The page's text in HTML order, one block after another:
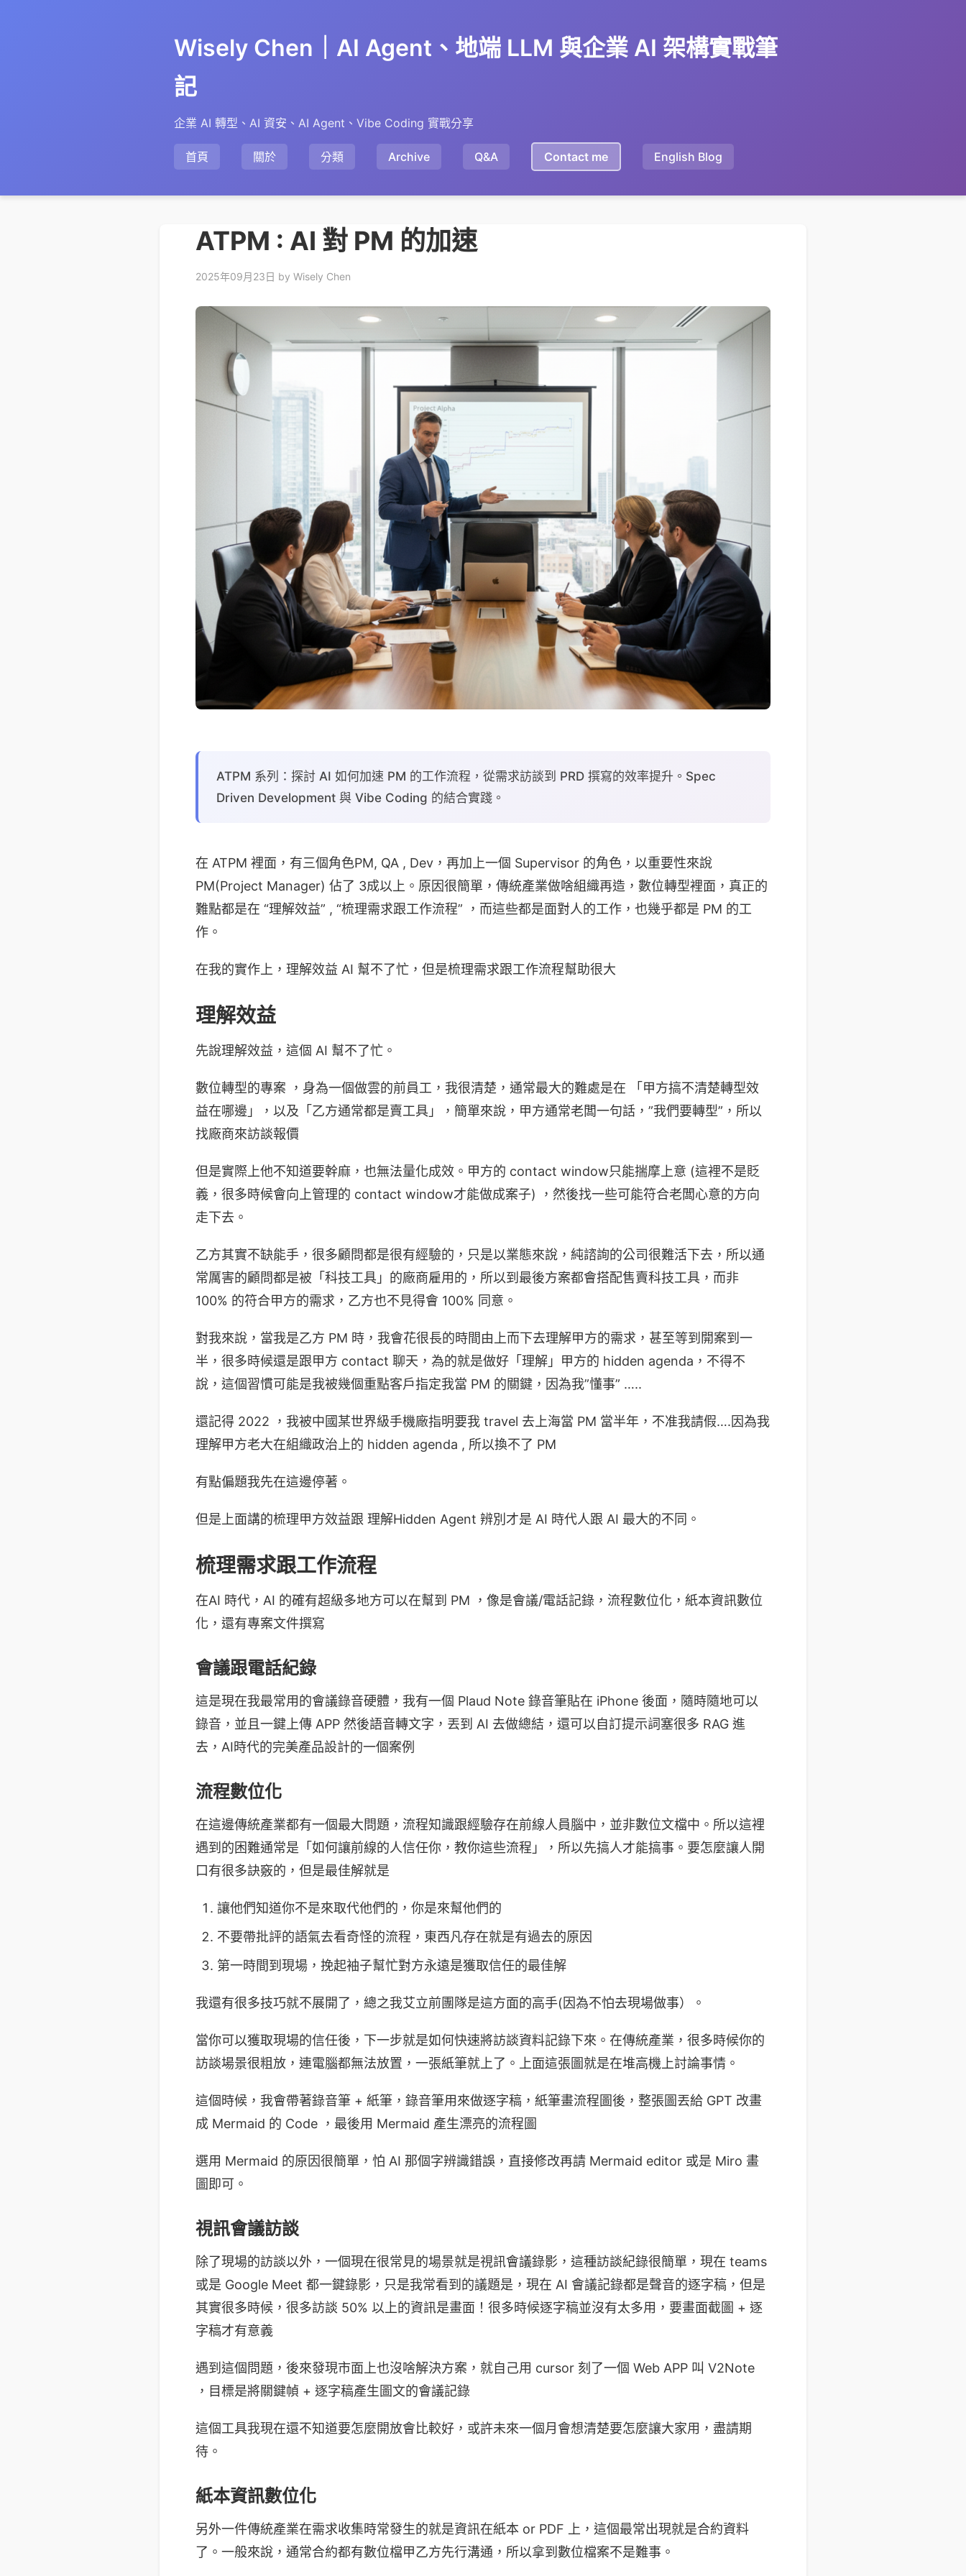
Wisely Chen｜AI Agent、地端 LLM 與企業 AI 架構實戰筆
記
企業 AI 轉型、AI 資安、AI Agent、Vibe Coding 實戰分享
首頁 關於 分類 Archive Q&A Contact me English Blog
ATPM : AI 對 PM 的加速
2025年09月23日 by Wisely Chen
ATPM 系列：探討 AI 如何加速 PM 的工作流程，從需求訪談到 PRD 撰寫的效率提升。Spec
Driven Development 與 Vibe Coding 的結合實踐。
在 ATPM 裡面，有三個角色PM, QA , Dev，再加上一個 Supervisor 的角色，以重要性來說
PM(Project Manager) 佔了 3成以上。原因很簡單，傳統產業做啥組織再造，數位轉型裡面，真正的
難點都是在 “理解效益” , “梳理需求跟工作流程” ，而這些都是面對人的工作，也幾乎都是 PM 的工
作。
在我的實作上，理解效益 AI 幫不了忙，但是梳理需求跟工作流程幫助很大
理解效益
先說理解效益，這個 AI 幫不了忙。
數位轉型的專案 ，身為一個做雲的前員工，我很清楚，通常最大的難處是在 「甲方搞不清楚轉型效
益在哪邊」，以及「乙方通常都是賣工具」，簡單來說，甲方通常老闆一句話，”我們要轉型”，所以
找廠商來訪談報價
但是實際上他不知道要幹麻，也無法量化成效。甲方的 contact window只能揣摩上意 (這裡不是貶
義，很多時候會向上管理的 contact window才能做成案子) ，然後找一些可能符合老闆心意的方向
走下去。
乙方其實不缺能手，很多顧問都是很有經驗的，只是以業態來說，純諮詢的公司很難活下去，所以通
常厲害的顧問都是被「科技工具」的廠商雇用的，所以到最後方案都會搭配售賣科技工具，而非
100% 的符合甲方的需求，乙方也不見得會 100% 同意。
對我來說，當我是乙方 PM 時，我會花很長的時間由上而下去理解甲方的需求，甚至等到開案到一
半，很多時候還是跟甲方 contact 聊天，為的就是做好「理解」甲方的 hidden agenda，不得不
說，這個習慣可能是我被幾個重點客戶指定我當 PM 的關鍵，因為我”懂事” …..
還記得 2022 ，我被中國某世界級手機廠指明要我 travel 去上海當 PM 當半年，不准我請假….因為我
理解甲方老大在組織政治上的 hidden agenda , 所以換不了 PM
有點偏題我先在這邊停著。
但是上面講的梳理甲方效益跟 理解Hidden Agent 辨別才是 AI 時代人跟 AI 最大的不同。
梳理需求跟工作流程
在AI 時代，AI 的確有超級多地方可以在幫到 PM ，像是會議/電話記錄，流程數位化，紙本資訊數位
化，還有專案文件撰寫
會議跟電話紀錄
這是現在我最常用的會議錄音硬體，我有一個 Plaud Note 錄音筆貼在 iPhone 後面，隨時隨地可以
錄音，並且一鍵上傳 APP 然後語音轉文字，丟到 AI 去做總結，還可以自訂提示詞塞很多 RAG 進
去，AI時代的完美產品設計的一個案例
流程數位化
在這邊傳統產業都有一個最大問題，流程知識跟經驗存在前線人員腦中，並非數位文檔中。所以這裡
遇到的困難通常是「如何讓前線的人信任你，教你這些流程」，所以先搞人才能搞事。要怎麼讓人開
口有很多訣竅的，但是最佳解就是
讓他們知道你不是來取代他們的，你是來幫他們的
不要帶批評的語氣去看奇怪的流程，東西凡存在就是有過去的原因
第一時間到現場，挽起袖子幫忙對方永遠是獲取信任的最佳解
我還有很多技巧就不展開了，總之我艾立前團隊是這方面的高手(因為不怕去現場做事）。
當你可以獲取現場的信任後，下一步就是如何快速將訪談資料記錄下來。在傳統產業，很多時候你的
訪談場景很粗放，連電腦都無法放置，一張紙筆就上了。上面這張圖就是在堆高機上討論事情。
這個時候，我會帶著錄音筆 + 紙筆，錄音筆用來做逐字稿，紙筆畫流程圖後，整張圖丟給 GPT 改畫
成 Mermaid 的 Code ，最後用 Mermaid 產生漂亮的流程圖
選用 Mermaid 的原因很簡單，怕 AI 那個字辨識錯誤，直接修改再請 Mermaid editor 或是 Miro 畫
圖即可。
視訊會議訪談
除了現場的訪談以外，一個現在很常見的場景就是視訊會議錄影，這種訪談紀錄很簡單，現在 teams
或是 Google Meet 都一鍵錄影，只是我常看到的議題是，現在 AI 會議記錄都是聲音的逐字稿，但是
其實很多時候，很多訪談 50% 以上的資訊是畫面！很多時候逐字稿並沒有太多用，要畫面截圖 + 逐
字稿才有意義
遇到這個問題，後來發現市面上也沒啥解決方案，就自己用 cursor 刻了一個 Web APP 叫 V2Note
，目標是將關鍵幀 + 逐字稿產生圖文的會議記錄
這個工具我現在還不知道要怎麼開放會比較好，或許未來一個月會想清楚要怎麼讓大家用，盡請期
待。
紙本資訊數位化
另外一件傳統產業在需求收集時常發生的就是資訊在紙本 or PDF 上，這個最常出現就是合約資料
了。一般來說，通常合約都有數位檔甲乙方先行溝通，所以拿到數位檔案不是難事。